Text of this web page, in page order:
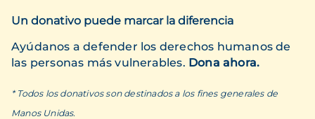
Un donativo puede marcar la diferencia
Ayúdanos a defender los derechos humanos de
las personas más vulnerables. Dona ahora.
* Todos los donativos son destinados a los fines generales de
Manos Unidas.